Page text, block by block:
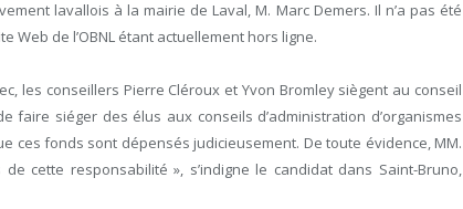
lavallois à la mairie de Laval, M. Marc Demers. Il n’a pas été
Web de l’OBNL étant actuellement hors ligne.
les conseillers Pierre Cléroux et Yvon Bromley siègent au conseil
faire siéger des élus aux conseils d’administration d’organismes
ces fonds sont dépensés judicieusement. De toute évidence, MM.
cette responsabilité », s’indigne le candidat dans Saint-Bruno,